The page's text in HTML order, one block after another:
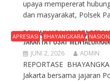
upaya mempererat
dan masyarakat, Polsek
APRESIASI BHAYANGKARA
POLWAN JAGA JAKARTA
JAKARTA PUSAT
JUNI 2, 2026 ADMIN
REPORTASE
Jakarta bersama jajaran